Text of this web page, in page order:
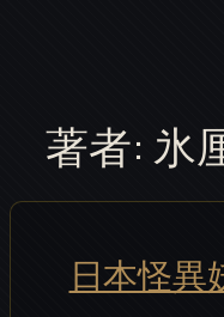
プ
著者: 氷
日本怪異